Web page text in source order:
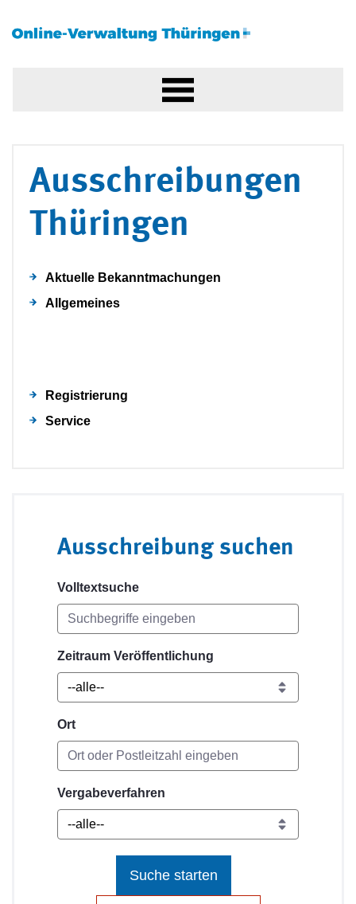
Ausschreibungen
Thüringen
Aktuelle Bekanntmachungen
Allgemeines
Registrierung
Service
Ausschreibung suchen
Volltextsuche
Zeitraum Veröffentlichung
Ort
Vergabeverfahren
Suche starten